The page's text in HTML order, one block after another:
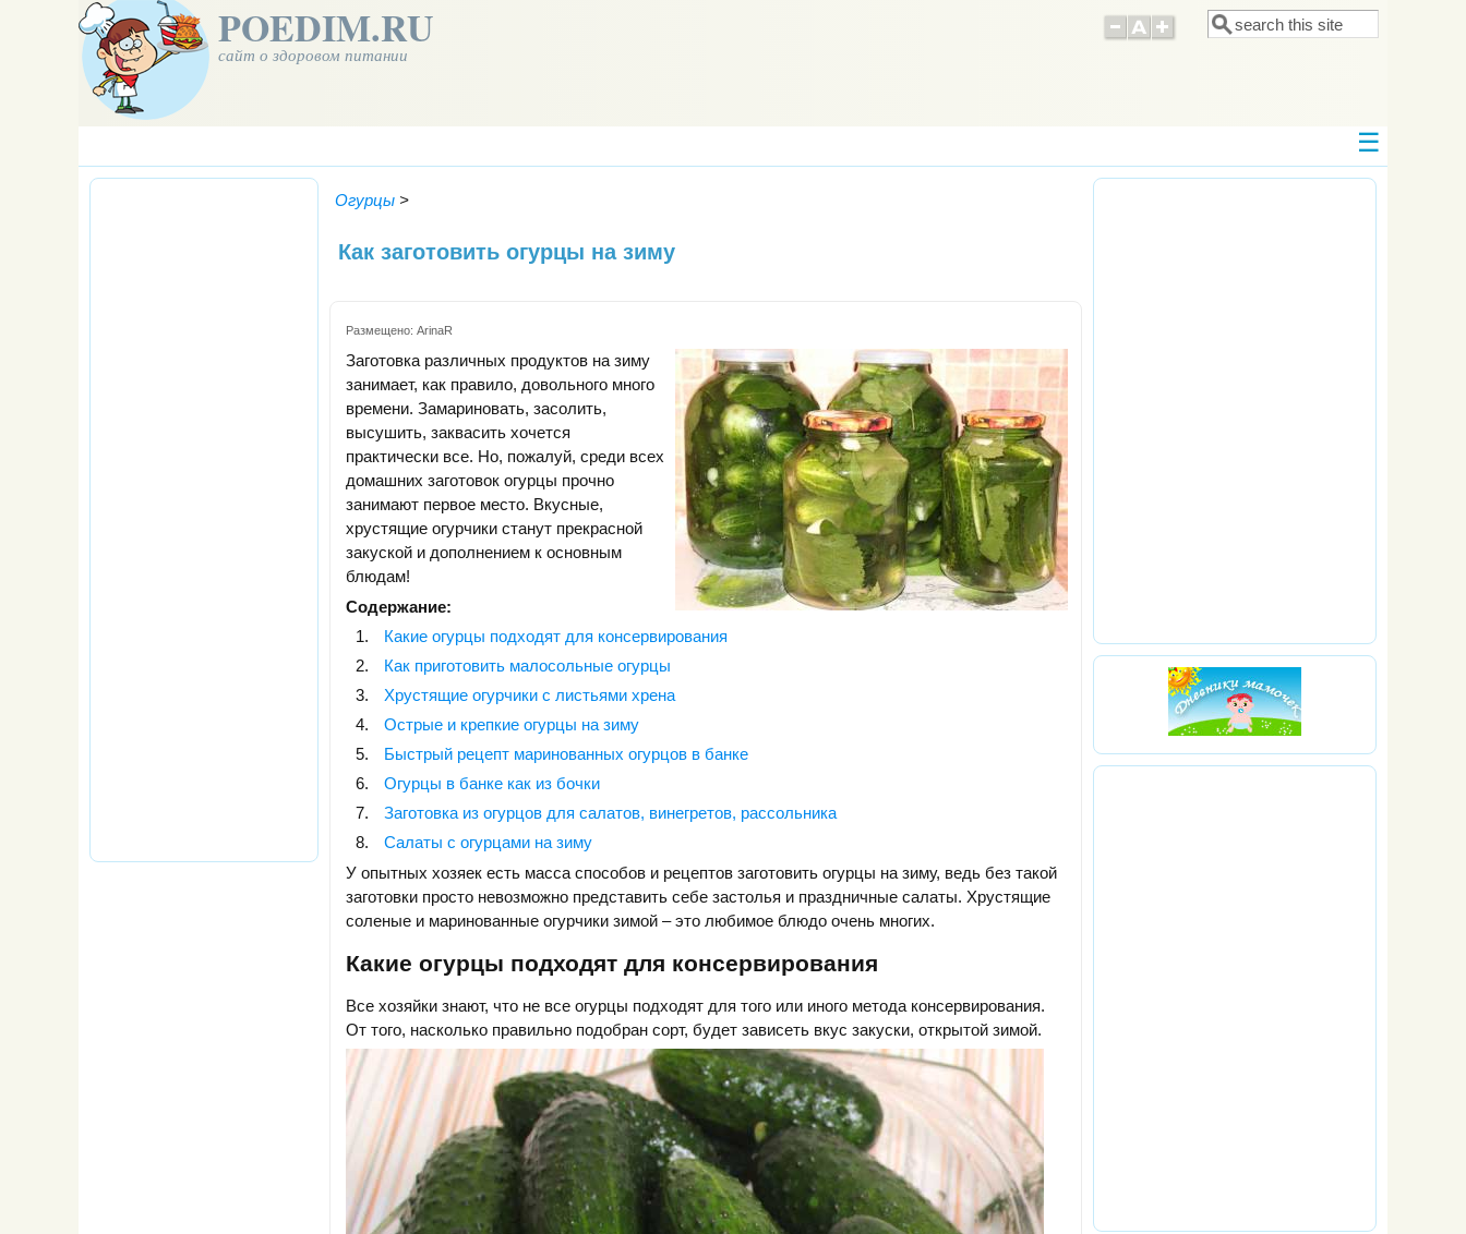
POEDIM.RU
сайт о здоровом питании
Форма поиска
Поиск
Огурцы >
Как заготовить огурцы на зиму
Размещено: ArinaR
Заготовка различных продуктов на зиму
занимает, как правило, довольного много
времени. Замариновать, засолить,
высушить, заквасить хочется
практически все. Но, пожалуй, среди всех
домашних заготовок огурцы прочно
занимают первое место. Вкусные,
хрустящие огурчики станут прекрасной
закуской и дополнением к основным
блюдам!
Содержание:
Какие огурцы подходят для консервирования
Как приготовить малосольные огурцы
Хрустящие огурчики с листьями хрена
Острые и крепкие огурцы на зиму
Быстрый рецепт маринованных огурцов в банке
Огурцы в банке как из бочки
Заготовка из огурцов для салатов, винегретов, рассольника
Салаты с огурцами на зиму
У опытных хозяек есть масса способов и рецептов заготовить огурцы на зиму, ведь без такой
заготовки просто невозможно представить себе застолья и праздничные салаты. Хрустящие
соленые и маринованные огурчики зимой – это любимое блюдо очень многих.
Какие огурцы подходят для консервирования
Все хозяйки знают, что не все огурцы подходят для того или иного метода консервирования.
От того, насколько правильно подобран сорт, будет зависеть вкус закуски, открытой зимой.